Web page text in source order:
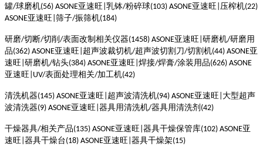
罐/球磨机(56) ASONE亚速旺 乳钵/粉碎球(103) ASONE亚速旺 压榨机(22)
ASONE亚速旺 筛子/振筛机(184)
研磨/切断/切削 /表面改制相关仪器(1458) ASONE亚速旺 研磨机/研磨用
品(362) ASONE亚速旺 超声波裁切机/超声波切割刀/切割机(44) ASONE亚
速旺 研磨机/钻头(384) ASONE亚速旺 焊接/焊膏/涂装用品(626) ASONE
亚速旺 UV/表面处理相关/加工机(42)
清洗机器(145) ASONE亚速旺 超声波清洗机(94) ASONE亚速旺 大型超声
波清洗器(9) ASONE亚速旺 器具用清洗机/器具用清洗剂 (42)
干燥器具/相关产品(135) ASONE亚速旺 器具干燥保管库(102) ASONE亚
速旺 器具干燥台(18) ASONE亚速旺 器具干燥架(15)